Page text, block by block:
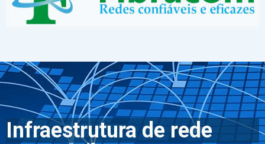
Infraestrutura de rede